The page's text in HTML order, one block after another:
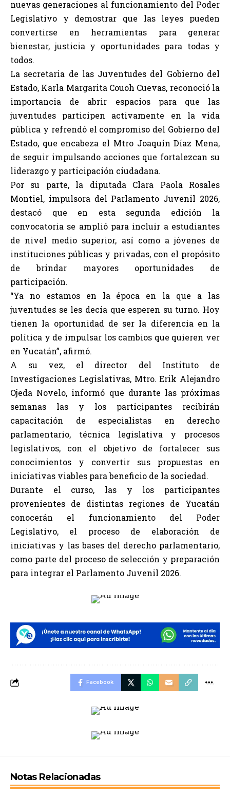
nuevas generaciones al funcionamiento del Poder
Legislativo y demostrar que las leyes pueden
convertirse en herramientas para generar
bienestar, justicia y oportunidades para todas y
todos.
La secretaria de las Juventudes del Gobierno del
Estado, Karla Margarita Couoh Cuevas, reconoció la
importancia de abrir espacios para que las
juventudes participen activamente en la vida
pública y refrendó el compromiso del Gobierno del
Estado, que encabeza el Mtro Joaquín Díaz Mena,
de seguir impulsando acciones que fortalezcan su
liderazgo y participación ciudadana.
Por su parte, la diputada Clara Paola Rosales
Montiel, impulsora del Parlamento Juvenil 2026,
destacó que en esta segunda edición la
convocatoria se amplió para incluir a estudiantes
de nivel medio superior, así como a jóvenes de
instituciones públicas y privadas, con el propósito
de brindar mayores oportunidades de
participación.
“Ya no estamos en la época en la que a las
juventudes se les decía que esperen su turno. Hoy
tienen la oportunidad de ser la diferencia en la
política y de impulsar los cambios que quieren ver
en Yucatán”, afirmó.
A su vez, el director del Instituto de
Investigaciones Legislativas, Mtro. Erik Alejandro
Ojeda Novelo, informó que durante las próximas
semanas las y los participantes recibirán
capacitación de especialistas en derecho
parlamentario, técnica legislativa y procesos
legislativos, con el objetivo de fortalecer sus
conocimientos y convertir sus propuestas en
iniciativas viables para beneficio de la sociedad.
Durante el curso, las y los participantes
provenientes de distintas regiones de Yucatán
conocerán el funcionamiento del Poder
Legislativo, el proceso de elaboración de
iniciativas y las bases del derecho parlamentario,
como parte del proceso de selección y preparación
para integrar el Parlamento Juvenil 2026.
Facebook
Notas Relacionadas